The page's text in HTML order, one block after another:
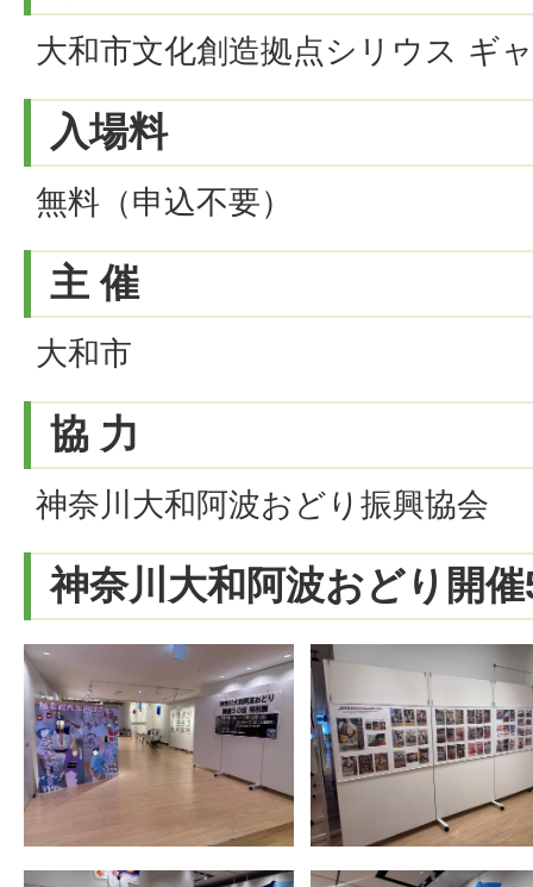
大和市文化創造拠点シリウス ギ
入場料
無料（申込不要）
主 催
大和市
協 力
神奈川大和阿波おどり振興協会
神奈川大和阿波おどり開